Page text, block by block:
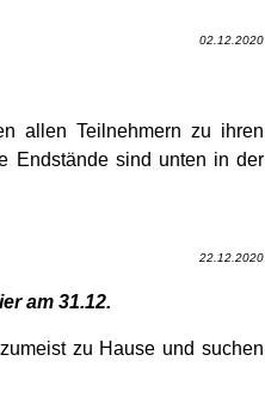
02.12.2020
allen Teilnehmern zu ihren
Endstände sind unten in der
22.12.2020
am 31.12.
zu Hause und suchen